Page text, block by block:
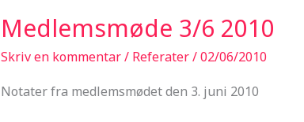
Medlemsmøde 3/6 2010
Skriv en kommentar/ Referater/02/06/2010
Notater fra medlemsmødet den 3. juni 2010
Medlemsmøde
2010